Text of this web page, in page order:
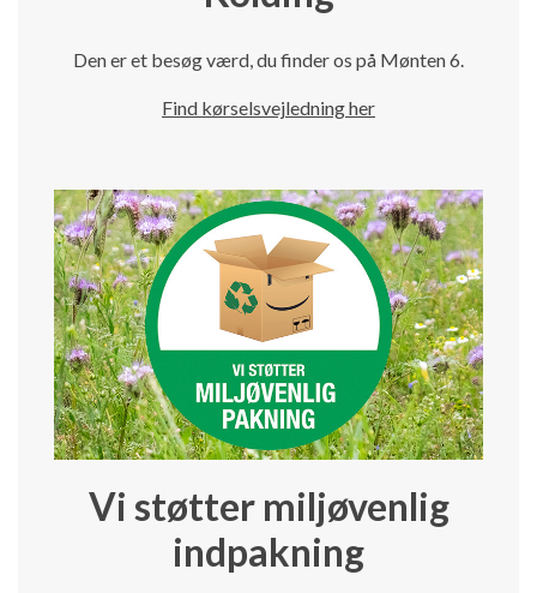
Den er et besøg værd, du finder os på Mønten 6.
Find kørselsvejledning her
Vi støtter miljøvenlig
indpakning